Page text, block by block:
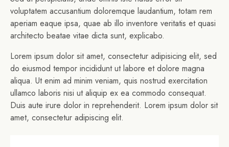
voluptatem accusantium doloremque laudantium, totam rem
aperiam eaque ipsa, quae ab illo inventore veritatis et quasi
architecto beatae vitae dicta sunt, explicabo.
Lorem ipsum dolor sit amet, consectetur adipisicing elit, sed
do eiusmod tempor incididunt ut labore et dolore magna
aliqua. Ut enim ad minim veniam, quis nostrud exercitation
ullamco laboris nisi ut aliquip ex ea commodo consequat.
Duis aute irure dolor in reprehenderit. Lorem ipsum dolor sit
amet, consectetur adipiscing elit.